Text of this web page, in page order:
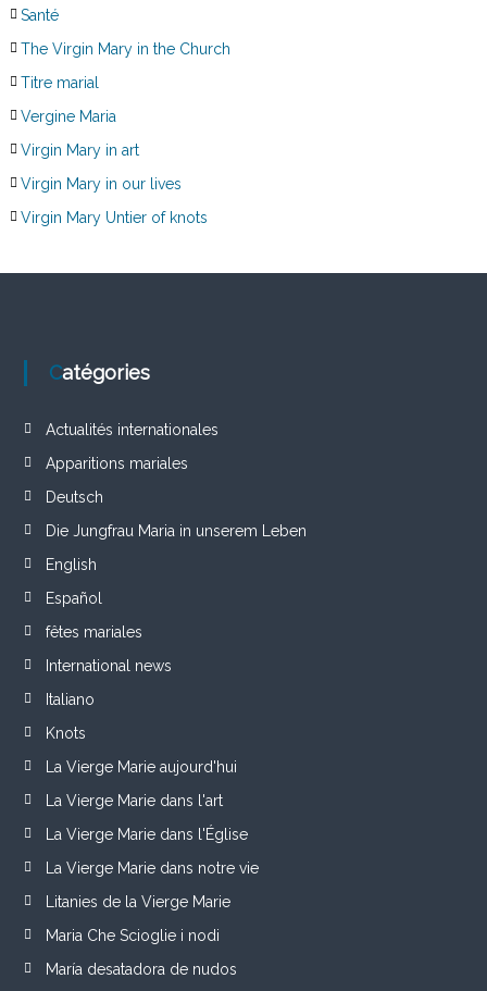
Santé
The Virgin Mary in the Church
Titre marial
Vergine Maria
Virgin Mary in art
Virgin Mary in our lives
Virgin Mary Untier of knots
Catégories
Actualités internationales
Apparitions mariales
Deutsch
Die Jungfrau Maria in unserem Leben
English
Español
fêtes mariales
International news
Italiano
Knots
La Vierge Marie aujourd'hui
La Vierge Marie dans l'art
La Vierge Marie dans l'Église
La Vierge Marie dans notre vie
Litanies de la Vierge Marie
Maria Che Scioglie i nodi
María desatadora de nudos